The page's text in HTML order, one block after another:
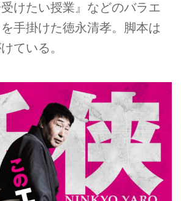
けたい授業』などのバラエ
手掛けた徳永清孝。脚本は
ている。